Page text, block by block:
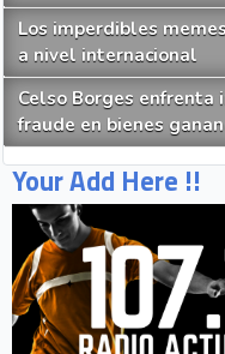
Los imperdibles
a nivel internacional
Celso Borges enfrenta
fraude en bienes
Your Add Here !!